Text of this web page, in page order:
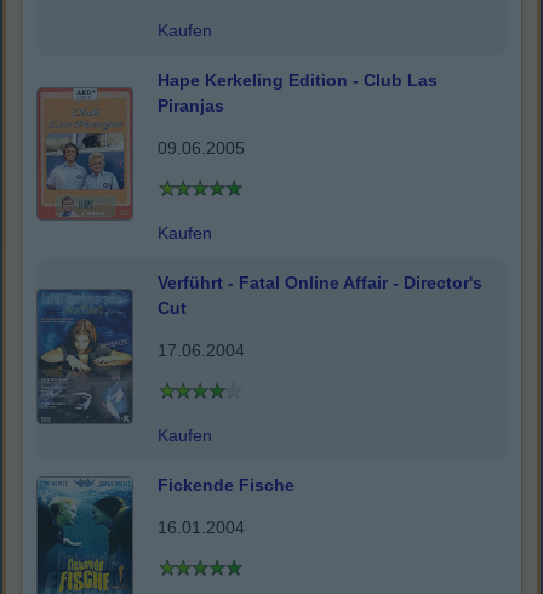
Kaufen
Hape Kerkeling Edition - Club Las
Piranjas
09.06.2005
Kaufen
Verführt - Fatal Online Affair - Director's
Cut
17.06.2004
Kaufen
Fickende Fische
16.01.2004